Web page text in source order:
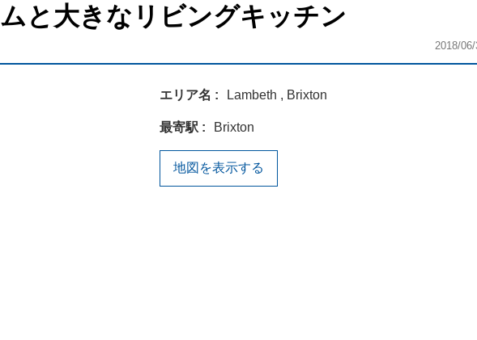
と大きなリビングキッチン
2018/
エリア名 Lambeth , Brixton
最寄駅 Brixton
地図を表示する